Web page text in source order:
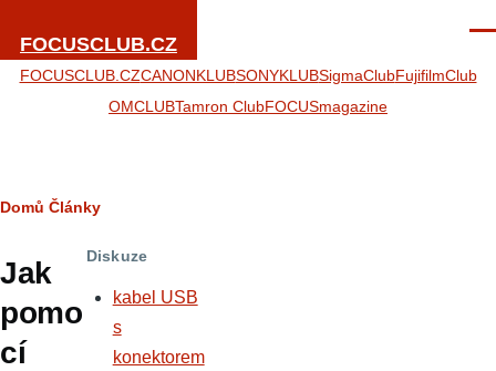
FOCUSCLUB.CZ
FOCUSCLUB.CZCANONKLUBSONYKLUBSigmaClubFujifilmClub
OMCLUBTamron ClubFOCUSmagazine
Drobečková
navigace
Domů Články
Jak
pomo
cí
Diskuze
kabel USB
s
konektorem